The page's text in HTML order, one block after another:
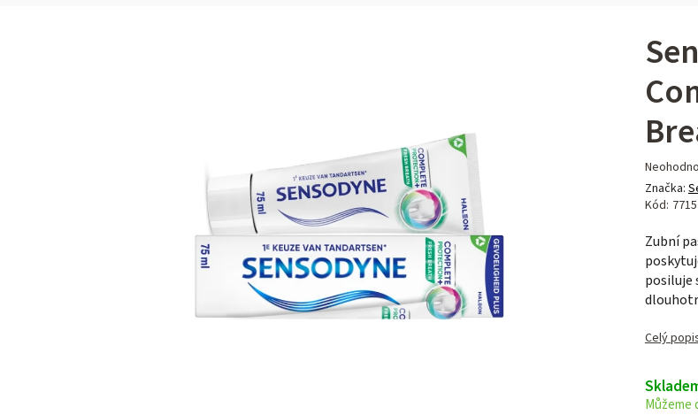
produktu
0,0
z 5
Značka:
Kód: 7715
Zubní
posiluje
Celý